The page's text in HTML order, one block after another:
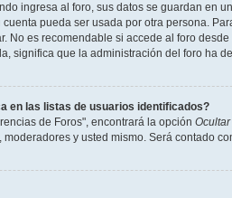
ingresa al foro, sus datos se guardan en
pueda ser usada por otra persona.
No es recomendable si accede al foro
significa que la administración del foro ha
en las listas de usuarios identificados?
de Foros", encontrará la opción
y usted mismo. Será contado